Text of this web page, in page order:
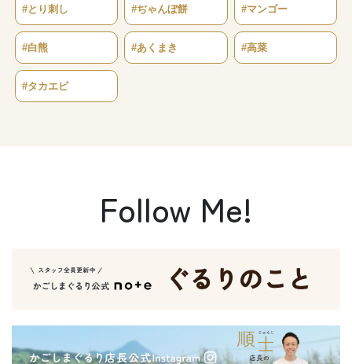
#とり刺し #ぢゃんぼ餅 #マンゴー
#白熊 #あくまき #高菜
#タカエビ
Follow Me!